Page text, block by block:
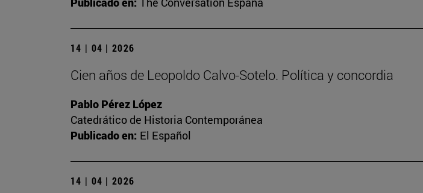
14 | 04 | 2026
Cien años de Leopoldo Calvo-Sotelo. Política y concordia
Pablo Pérez López
Catedrático de Historia Contemporánea
Publicado en: El Español
14 | 04 | 2026